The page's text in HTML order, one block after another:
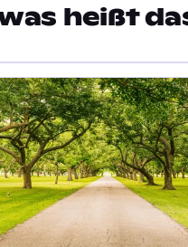
heißt